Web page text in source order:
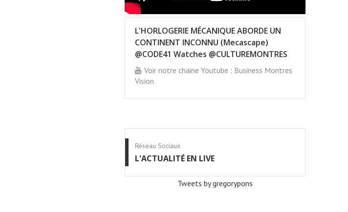
L'HORLOGERIE MÉCANIQUE ABORDE UN
CONTINENT INCONNU (Mecascape)
@CODE41 Watches @CULTUREMONTRES
Voir notre chaine Youtube : Business Montres
Vision
Réseau Sociaux
L'ACTUALITÉ EN LIVE
Tweets by gregorypons